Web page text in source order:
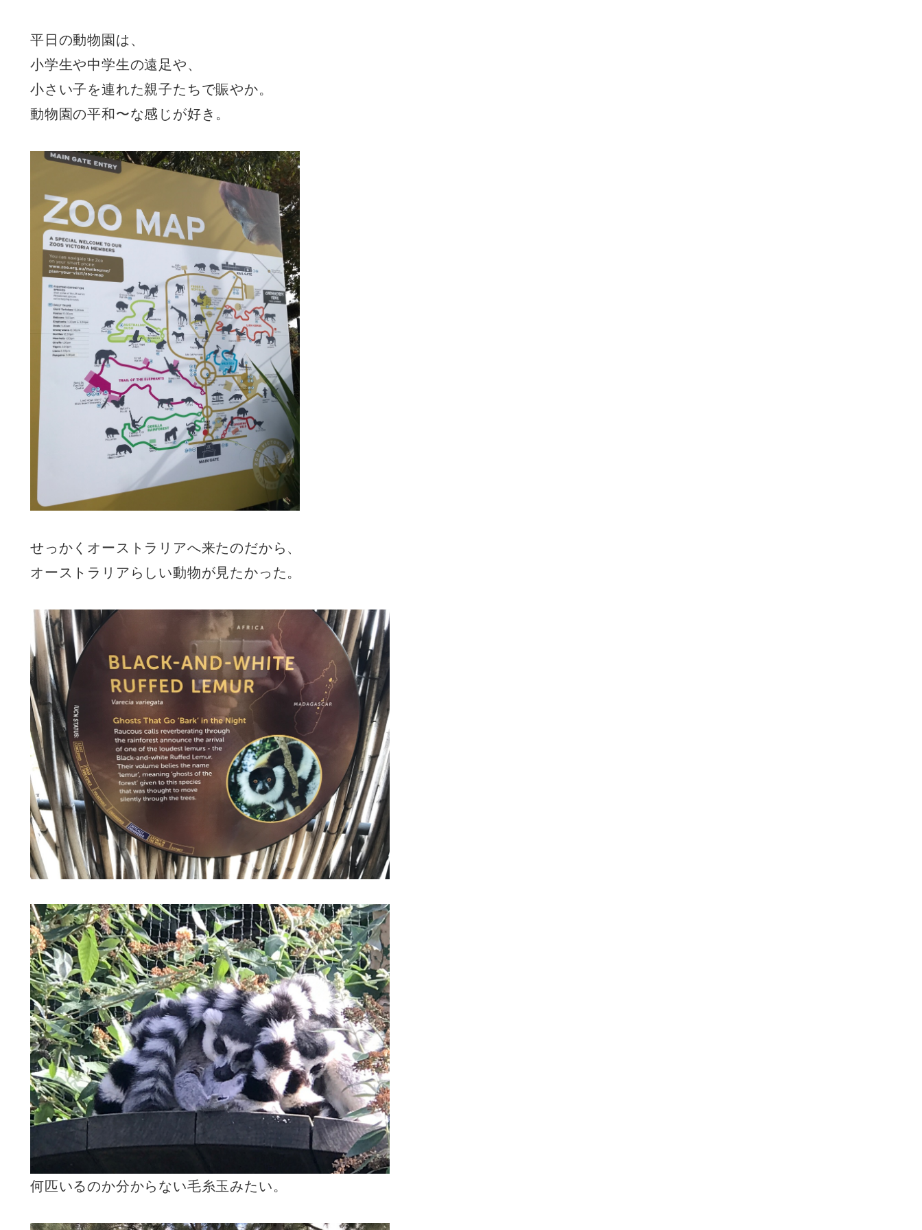
平日の動物園は、
小学生や中学生の遠足や、
小さい子を連れた親子たちで賑やか。
動物園の平和〜な感じが好き。
せっかくオーストラリアへ来たのだから、
オーストラリアらしい動物が見たかった。
何匹いるのか分からない毛糸玉みたい。